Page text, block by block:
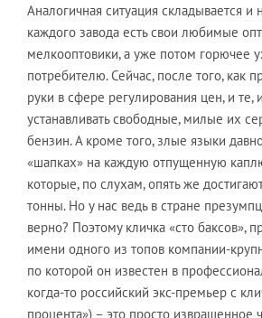
Аналогичная ситуация складывается и
каждого завода есть свои любимые
мелкооптовики, а уже потом горючее
потребителю. Сейчас, после того, как
руки в сфере регулирования цен, и те,
устанавливать свободные, милые их
бензин. А кроме того, злые языки
«шапках» на каждую отпущенную
которые, по слухам, опять же
тонны. Но у нас ведь в стране
верно? Поэтому кличка «сто баксов»,
имени одного из топов компании-
по которой он известен в
когда-то российский экс-премьер с
процента») – это просто извращенное